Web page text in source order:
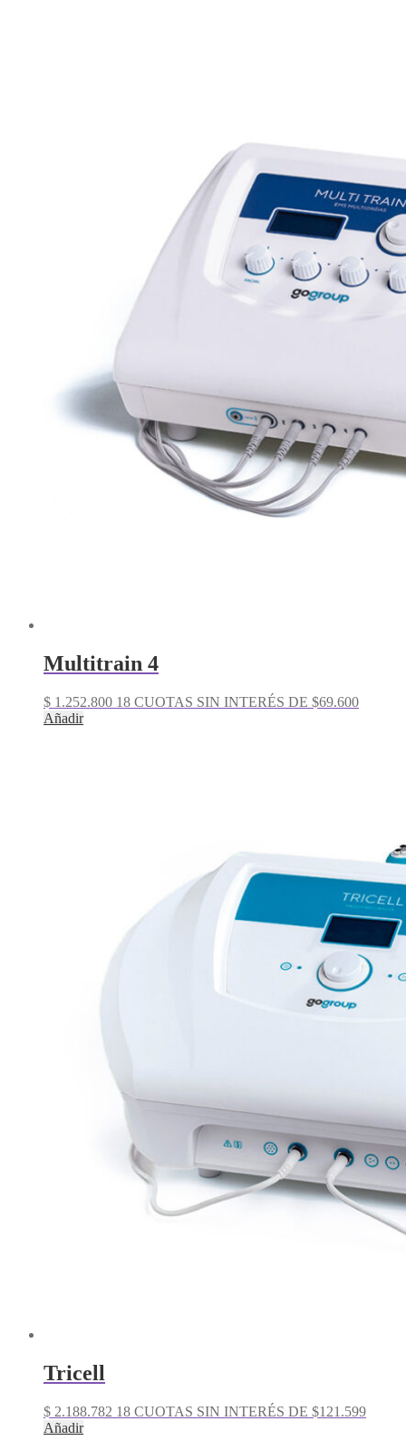
Multitrain 4
$ 1.252.800 18 CUOTAS SIN INTERÉS DE $69.600
Añadir
Tricell
$ 2.188.782 18 CUOTAS SIN INTERÉS DE $121.599
Añadir